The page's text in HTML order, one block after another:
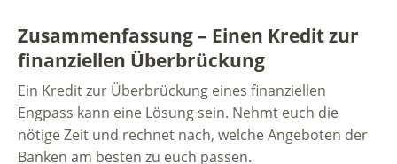
Zusammenfassung – Einen Kredit zur
finanziellen Überbrückung
Ein Kredit zur Überbrückung eines finanziellen
Engpass kann eine Lösung sein. Nehmt euch die
nötige Zeit und rechnet nach, welche Angeboten der
Banken am besten zu euch passen.